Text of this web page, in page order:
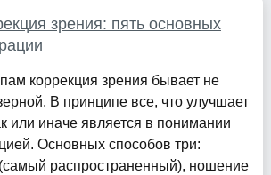
зрения: пять основных
коррекция зрения бывает не
В принципе все, что улучшает
или иначе является в понимании
Основных способов три:
распространенный), ношение